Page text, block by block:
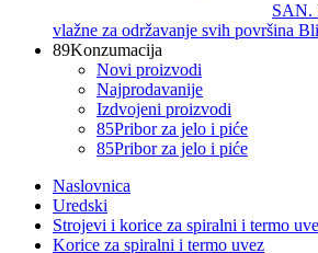
SAN.
vlažne za održavanje svih površina
89Konzumacija
Novi proizvodi
Najprodavanije
Izdvojeni proizvodi
85Pribor za jelo i piće
85Pribor za jelo i piće
Naslovnica
Uredski
Strojevi i korice za spiralni i termo
Korice za spiralni i termo uvez